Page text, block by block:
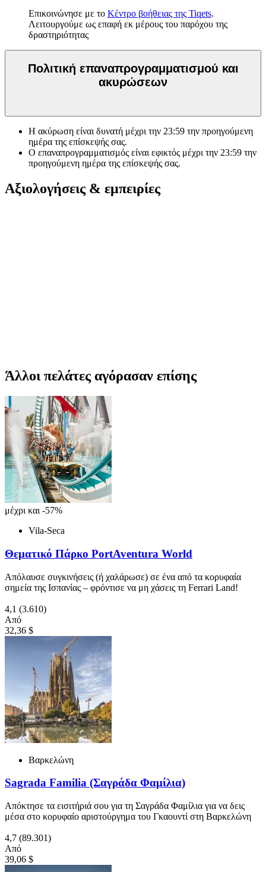
Επικοινώνησε με το Κέντρο βοήθειας της Tiqets.
Λειτουργούμε ως επαφή εκ μέρους του παρόχου της
δραστηριότητας
Πολιτική επαναπρογραμματισμού και
ακυρώσεων
Η ακύρωση είναι δυνατή μέχρι την 23:59 την προηγούμενη
ημέρα της επίσκεψής σας.
Ο επαναπρογραμματισμός είναι εφικτός μέχρι την 23:59 την
προηγούμενη ημέρα της επίσκεψής σας.
Αξιολογήσεις & εμπειρίες
Άλλοι πελάτες αγόρασαν επίσης
μέχρι και -57%
Vila-Seca
Θεματικό Πάρκο PortAventura World
Απόλαυσε συγκινήσεις (ή χαλάρωσε) σε ένα από τα κορυφαία
σημεία της Ισπανίας – φρόντισε να μη χάσεις τη Ferrari Land!
4,1 (3.610)
Από
32,36 $
Βαρκελώνη
Sagrada Familia (Σαγράδα Φαμίλια)
Απόκτησε τα εισιτήριά σου για τη Σαγράδα Φαμίλια για να δεις
μέσα στο κορυφαίο αριστούργημα του Γκαουντί στη Βαρκελώνη
4,7 (89.301)
Από
39,06 $